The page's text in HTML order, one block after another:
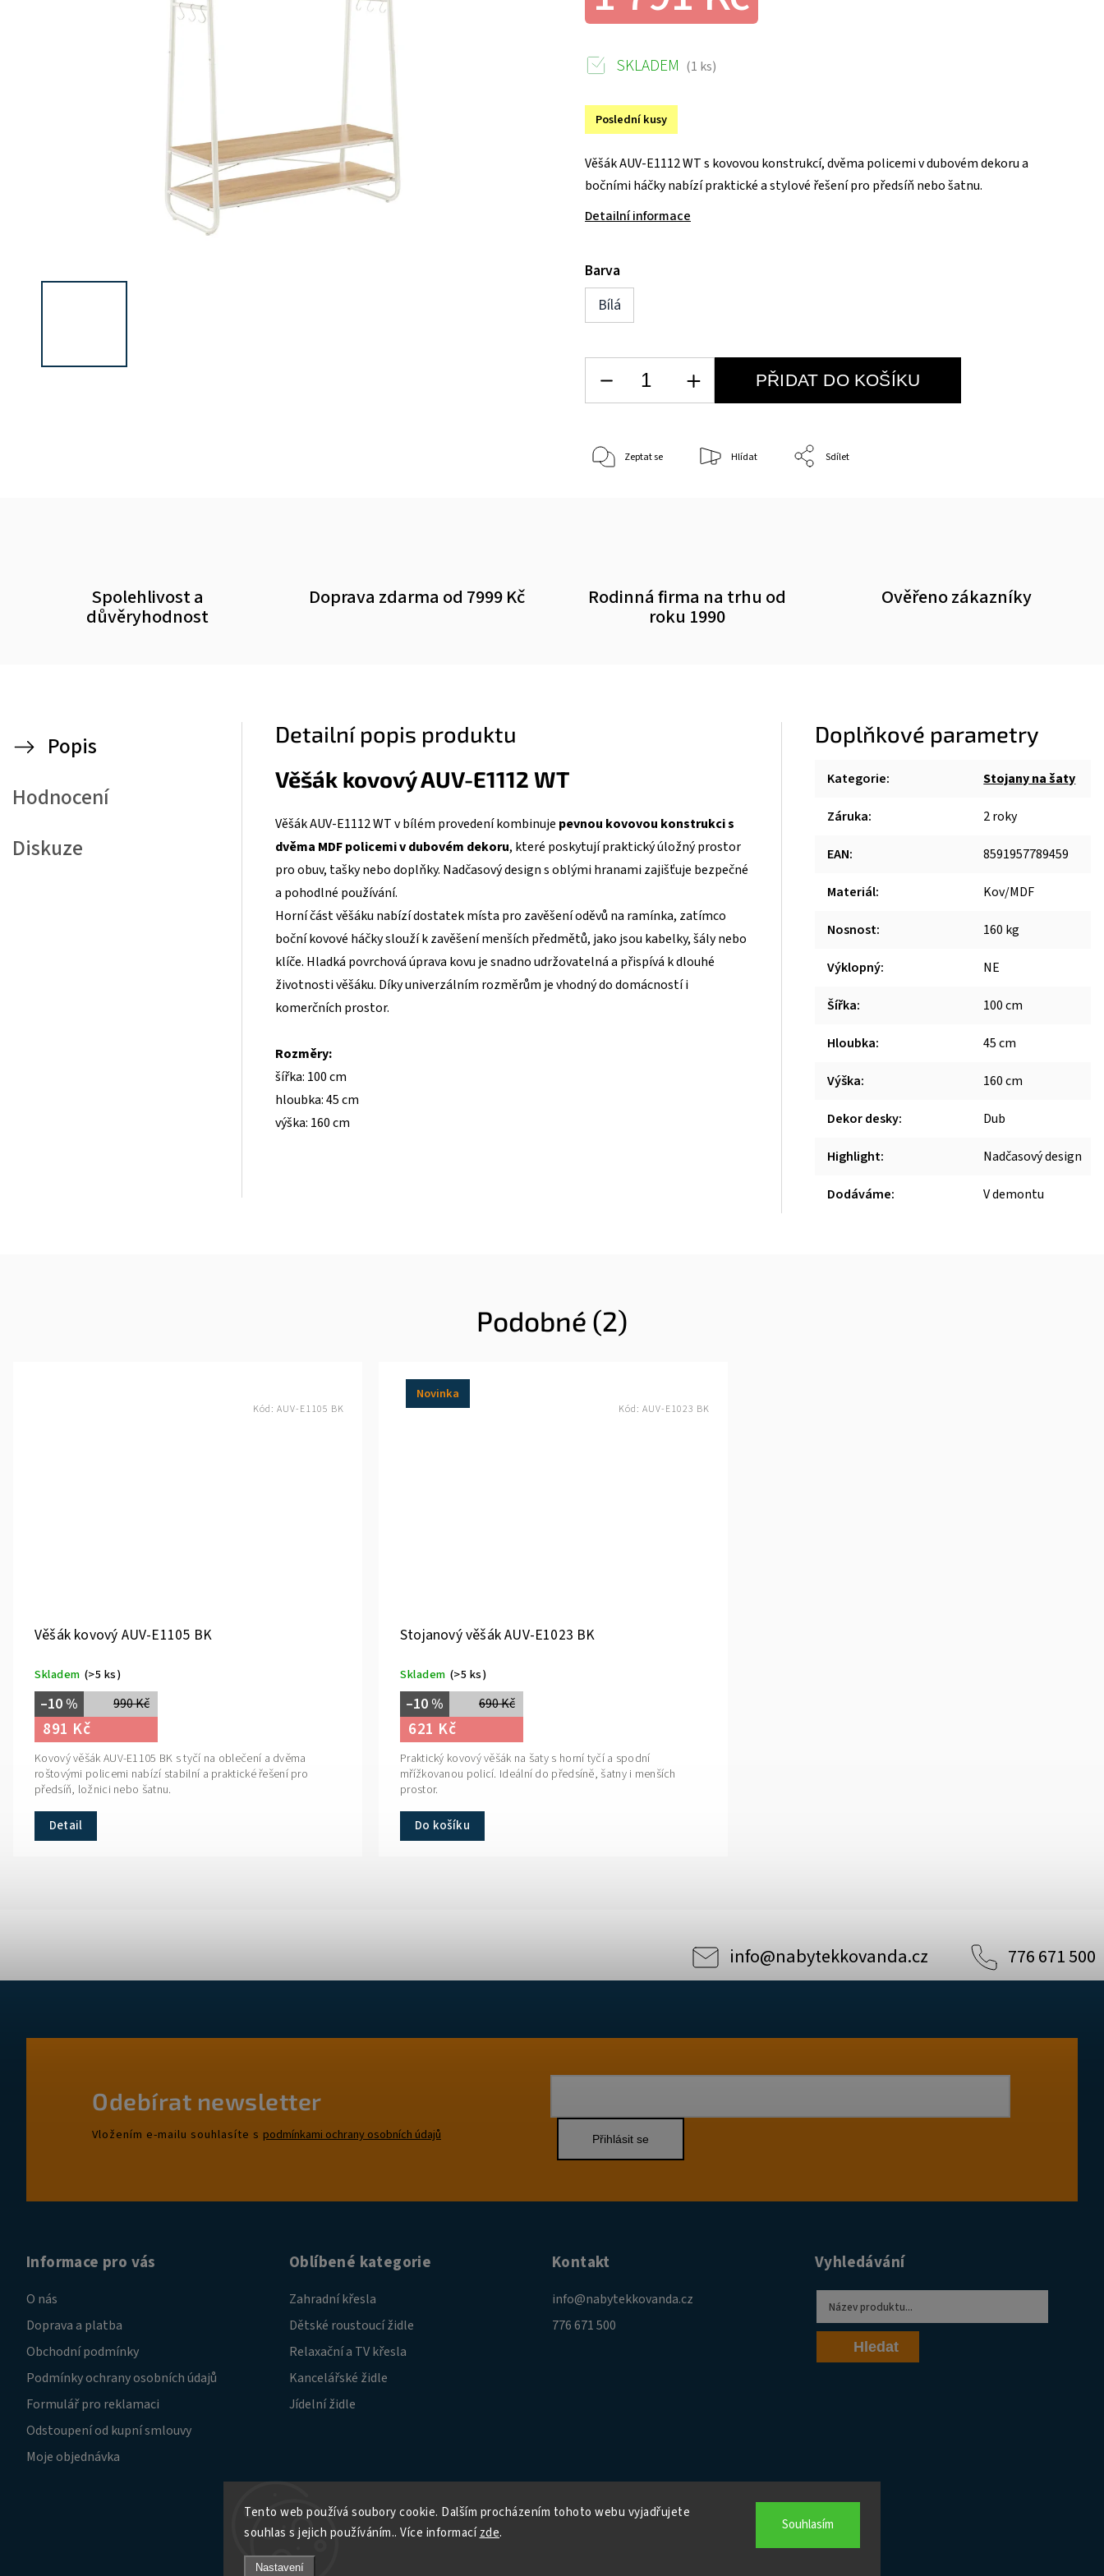
Tento web používá soubory cookie. Dalším procházením tohoto webu vyjadřujete
souhlas s jejich používáním.. Více informacízde.
Nastavení
Souhlasím
Poslední kusy
Věšák AUV-E1112 WT s kovovou konstrukcí, dvěma policemi v dubovém dekoru a
bočními háčky nabízí praktické a stylové řešení pro předsíň nebo šatnu.
Detailní informace
Barva
Bílá
SKLADEM (1 ks)
PŘIDAT DO KOŠÍKU
Zeptat se Hlídat Sdílet
Spolehlivost a
důvěryhodnost
Doprava zdarma od 7999 Kč Rodinná firma na trhu od
roku 1990
Ověřeno zákazníky
Popis
Hodnocení
Diskuze
Detailní popis produktu
Věšák kovový AUV-E1112 WT
Věšák AUV-E1112 WT v bílém provedení kombinuje pevnou kovovou konstrukci s
dvěma MDF policemi v dubovém dekoru, které poskytují praktický úložný prostor
pro obuv, tašky nebo doplňky. Nadčasový design s oblými hranami zajišťuje bezpečné
a pohodlné používání.
Horní část věšáku nabízí dostatek místa pro zavěšení oděvů na ramínka, zatímco
boční kovové háčky slouží k zavěšení menších předmětů, jako jsou kabelky, šály nebo
klíče. Hladká povrchová úprava kovu je snadno udržovatelná a přispívá k dlouhé
životnosti věšáku. Díky univerzálním rozměrům je vhodný do domácností i
komerčních prostor.
Rozměry:
šířka: 100 cm
hloubka: 45 cm
výška: 160 cm
Doplňkové parametry
Kategorie: Stojany na šaty
Záruka: 2 roky
EAN: 8591957789459
Materiál: Kov/MDF
Nosnost: 160 kg
Výklopný: NE
Šířka: 100 cm
Hloubka: 45 cm
Výška: 160 cm
Dekor desky: Dub
Highlight: Nadčasový design
Dodáváme: V demontu
Podobné (2)
Věšák kovový AUV-E1105 BK
Skladem (>5 ks)
990 Kč
–10 %
891 Kč
Detail
Kovový věšák AUV-E1105 BK s tyčí na oblečení a dvěma
roštovými policemi nabízí stabilní a praktické řešení pro
předsíň, ložnici nebo šatnu.
Kód: AUV-E1105 BK
Novinka
Stojanový věšák AUV-E1023 BK
Skladem (>5 ks)
690 Kč
–10 %
621 Kč
Do košíku
Praktický kovový věšák na šaty s horní tyčí a spodní
mřížkovanou policí. Ideální do předsíně, šatny i menších
prostor.
Kód: AUV-E1023 BK
info@nabytekkovanda.cz 776 671 500
Odebírat newsletter
Vložením e-mailu souhlasíte s podmínkami ochrany osobních údajů Přihlásit se
Informace pro vás
O nás
Doprava a platba
Obchodní podmínky
Podmínky ochrany osobních údajů
Formulář pro reklamaci
Odstoupení od kupní smlouvy
Moje objednávka
Oblíbené kategorie
Zahradní křesla
Dětské roustoucí židle
Relaxační a TV křesla
Kancelářské židle
Jídelní židle
Kontakt
info@nabytekkovanda.cz
776 671 500
Vyhledávání
Hledat
Copyright 2026Nábytek Kovanda